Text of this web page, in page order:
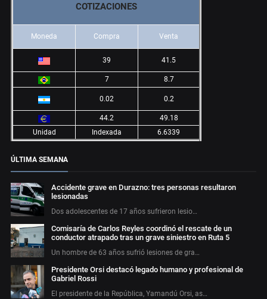
COTIZACIONES
Moneda Compra Venta
39 41.5
7 8.7
0.02 0.2
44.2
49.18
Unidad
Indexada 6.6339
ÚLTIMA SEMANA
Accidente grave en Durazno: tres personas resultaron
lesionadas
Dos adolescentes de 17 años sufrieron lesio…
Comisaría de Carlos Reyles coordinó el rescate de un
conductor atrapado tras un grave siniestro en Ruta 5
Un hombre de 63 años sufrió lesiones de gra…
Presidente Orsi destacó legado humano y profesional de
Gabriel Rossi
El presidente de la República, Yamandú Orsi, as…